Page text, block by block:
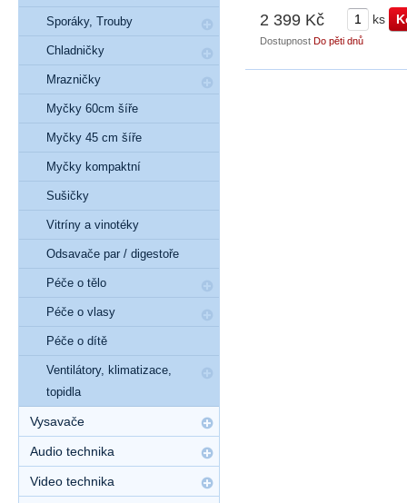
2 399 Kč ks
Dostupnost Do pěti dnů
Sporáky, Trouby
Chladničky
Mrazničky
Myčky 60cm šíře
Myčky 45 cm šíře
Myčky kompaktní
Sušičky
Vitríny a vinotéky
Odsavače par / digestoře
Péče o tělo
Péče o vlasy
Péče o dítě
Ventilátory, klimatizace,
topidla
Vysavače
Audio technika
Video technika